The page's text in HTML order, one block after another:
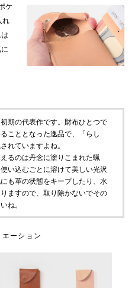
ケ
れ
期の代表作です。財布ひとつで
こととなった逸品で、「らし
れていますよね。
るのは丹念に塗りこまれた蝋
使い込むごとに溶けて美しい光沢
も革の状態をキープしたり、水
ますので、取り除かないでその
ね。
ーション